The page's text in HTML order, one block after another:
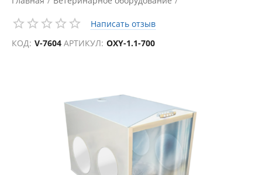
Камеры для кислородной оксигенации
Написать отзыв
КОД: V-7604 АРТИКУЛ: OXY-1.1-700